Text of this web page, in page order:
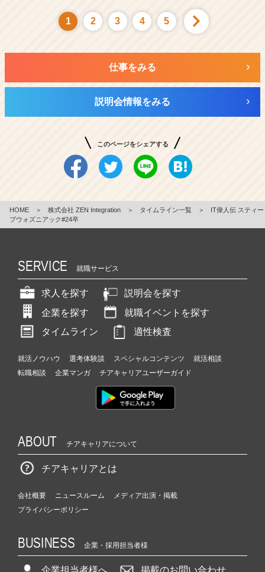
1 2 3 4 5
仕事をみる
説明会情報をみる
このページをシェアする
HOME ＞ 株式会社 ZEN Integration ＞ タイムライン一覧 ＞
IT偉人伝 スティー
ブウォズニアック#24卒
SERVICE 就職サービス
求人を探す
説明会を探す
企業を探す
就職イベントを探す
タイムライン
適性検査
就活ノウハウ 選考体験談 スペシャルコンテンツ
就活相談
転職相談
企業マンガ チアキャリアユーザーガイド
ABOUT チアキャリアについて
チアキャリアとは
会社概要 ニュースルーム
メディア出演・掲載
プライバシーポリシー
BUSINESS 企業・採用担当者様
企業担当者様へ 掲載のお問い合わせ